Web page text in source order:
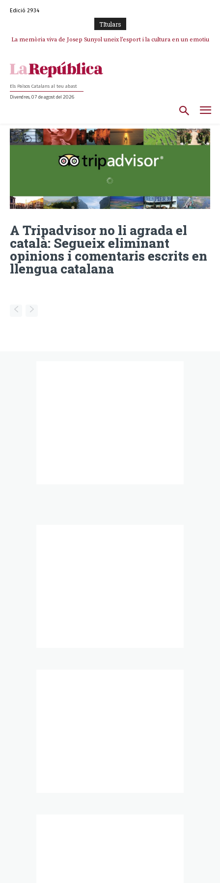
Edició 2934
TItulars
La memòria viva de Josep Sunyol uneix l’esport i la cultura en un emotiu
Els Països Catalans al teu abast
Divendres, 07 de agost del 2026
A Tripadvisor no li agrada el
català: Segueix eliminant
opinions i comentaris escrits en
llengua catalana